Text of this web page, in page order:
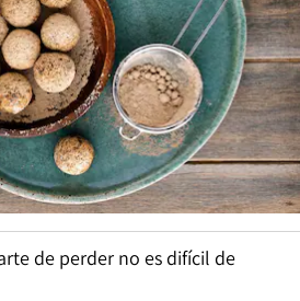
de perder no es difícil de